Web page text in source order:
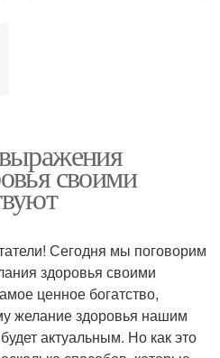
своими
Сегодня мы поговорим
здоровья своими
ценное богатство,
желание здоровья нашим
актуальным. Но как это